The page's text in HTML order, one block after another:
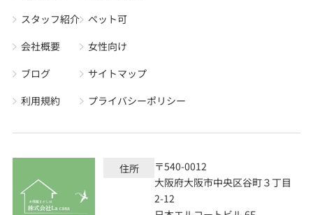
スタッフ紹介
会社概要
ブログ
利用規約
ペット可
女性向け
サイトマップ
プライバシーポリシー
住所
〒540-0012
大阪府大阪市中央区谷町３丁目
2-12